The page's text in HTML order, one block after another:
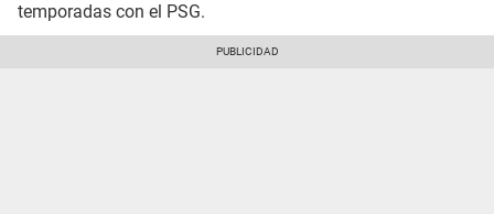
temporadas con el PSG.